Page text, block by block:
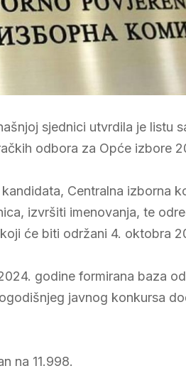
sjednici utvrdila je listu
odbora za Opće izbore
Centralna izborna
izvršiti imenovanja, te
će biti održani 4. oktobra
godine formirana baza od
javnog konkursa
na 11.998.